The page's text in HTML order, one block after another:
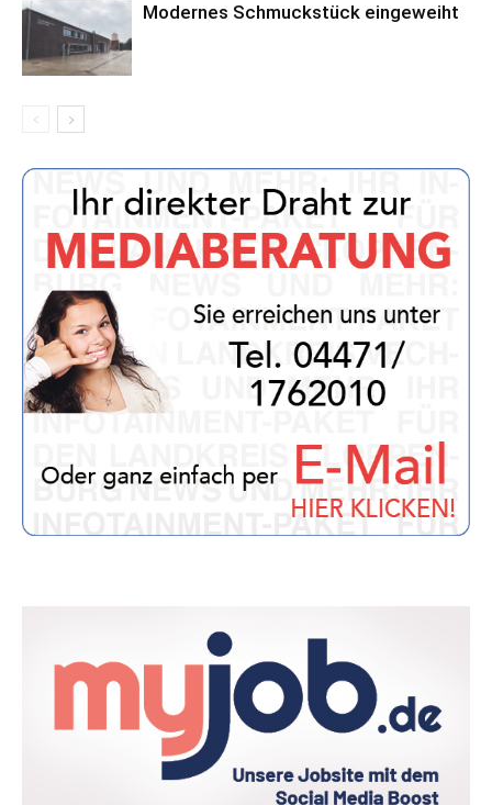
Modernes Schmuckstück eingeweiht